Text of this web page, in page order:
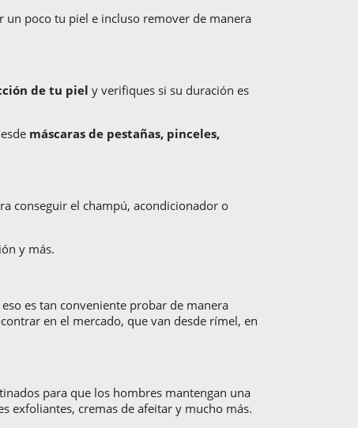
un poco tu piel e incluso remover de manera
de tu piel y verifiques si su duración es
máscaras de pestañas, pinceles,
conseguir el champú, acondicionador o
y más.
es tan conveniente probar de manera
en el mercado, que van desde rímel, en
para que los hombres mantengan una
exfoliantes, cremas de afeitar y mucho más.